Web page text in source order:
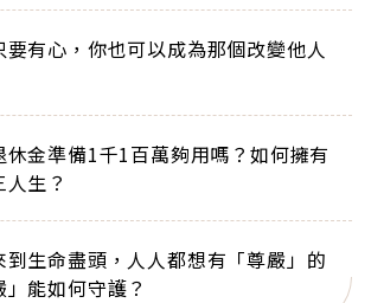
有心，你也可以成為那個改變他人
金準備1千1百萬夠用嗎？如何擁有
人生？
生命盡頭，人人都想有「尊嚴」的
能如何守護？